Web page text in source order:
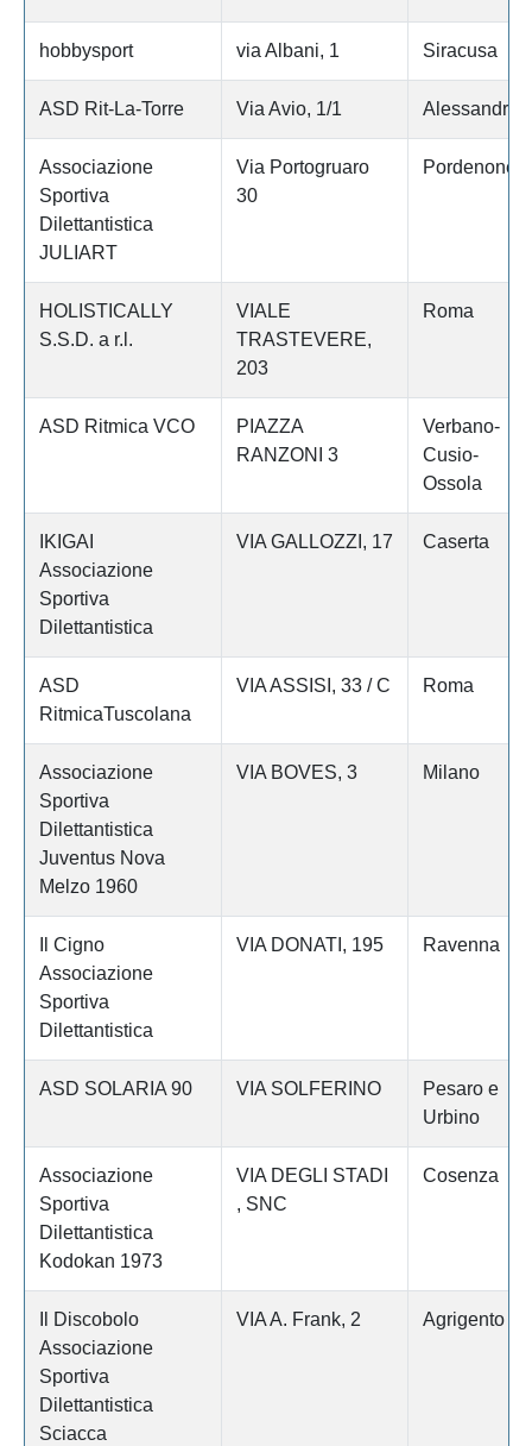
hobbysport via Albani, 1 Siracusa
ASD Rit-La-Torre Via Avio, 1/1 Alessandria
Associazione
Sportiva
Dilettantistica
JULIART
Via Portogruaro
30
Pordenone
HOLISTICALLY
S.S.D. a r.l.
VIALE
TRASTEVERE,
203
Roma
ASD Ritmica VCO
PIAZZA
RANZONI 3
Verbano-
Cusio-
Ossola
IKIGAI
Associazione
Sportiva
Dilettantistica
VIA GALLOZZI, 17 Caserta
ASD
RitmicaTuscolana
VIA ASSISI, 33 / C Roma
Associazione
Sportiva
Dilettantistica
Juventus Nova
Melzo 1960
VIA BOVES, 3 Milano
Il Cigno
Associazione
Sportiva
Dilettantistica
VIA DONATI, 195 Ravenna
ASD SOLARIA 90 VIA SOLFERINO
Pesaro e
Urbino
Associazione
Sportiva
Dilettantistica
Kodokan 1973
VIA DEGLI STADI
, SNC
Cosenza
Il Discobolo
Associazione
Sportiva
Dilettantistica
Sciacca
VIA A. Frank, 2 Agrigento